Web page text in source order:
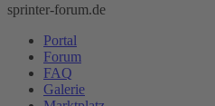
sprinter-forum.de
Portal
Forum
FAQ
Galerie